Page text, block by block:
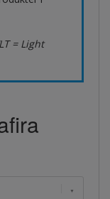
= Light